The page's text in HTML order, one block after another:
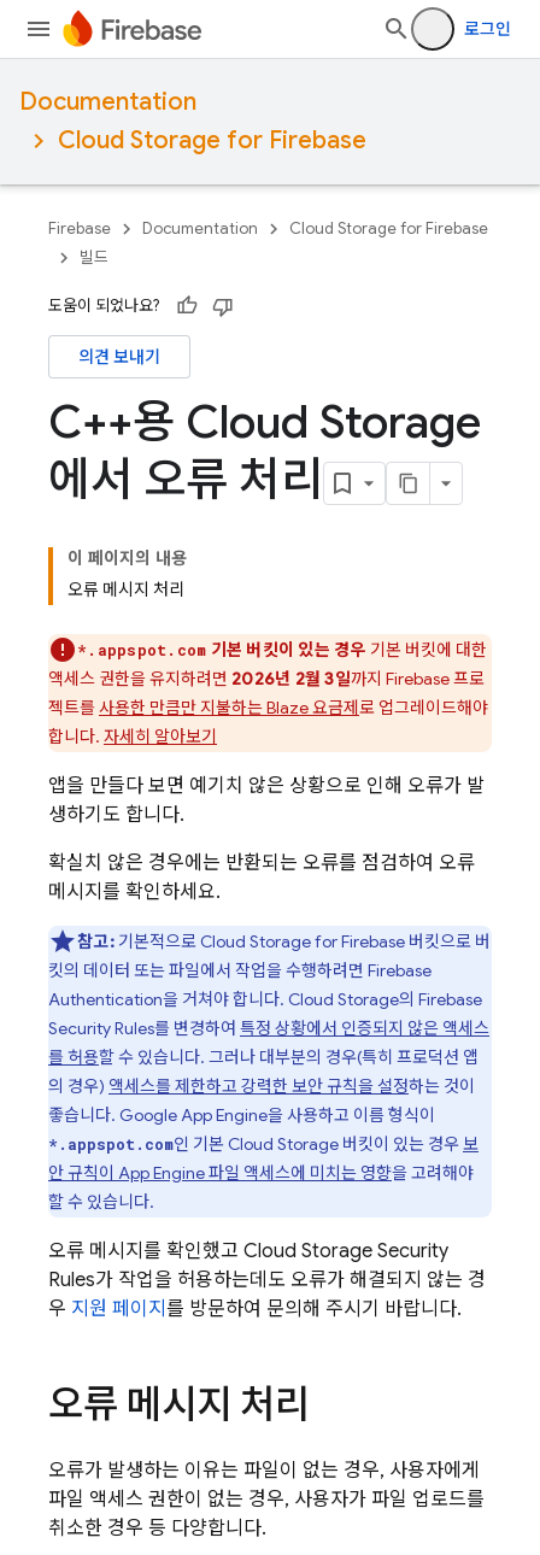
로그인
Documentation
Cloud Storage for Firebase
Firebase Documentation
Cloud Storage for Firebase
빌드
도움이 되었나요?
의견 보내기
C++용 Cloud Storage
에서 오류 처리
이 페이지의 내용
오류 메시지 처리
*.appspot.com 기본 버킷이 있는 경우 기본 버킷에 대한
액세스 권한을 유지하려면 2026년 2월 3일까지 Firebase 프로
젝트를사용한 만큼만 지불하는 Blaze 요금제로 업그레이드해야
합니다. 자세히 알아보기
앱을 만들다 보면 예기치 않은 상황으로 인해 오류가 발
생하기도 합니다.
확실치 않은 경우에는 반환되는 오류를 점검하여 오류
메시지를 확인하세요.
참고:기본적으로 Cloud Storage for Firebase버킷으로 버
킷의 데이터 또는 파일에서 작업을 수행하려면 Firebase
Authentication을 거쳐야 합니다. Cloud Storage의 Firebase
Security Rules를 변경하여 특정 상황에서 인증되지 않은 액세스
를 허용할 수 있습니다. 그러나 대부분의 경우(특히 프로덕션 앱
의 경우) 액세스를 제한하고 강력한 보안 규칙을 설정하는 것이
좋습니다. GoogleApp Engine을 사용하고 이름 형식이
*.appspot.com인 기본 Cloud Storage 버킷이 있는 경우보
안 규칙이 App Engine파일 액세스에 미치는 영향을 고려해야
할 수 있습니다.
오류 메시지를 확인했고 Cloud Storage Security
Rules가 작업을 허용하는데도 오류가 해결되지 않는 경
우 지원 페이지 를 방문하여 문의해 주시기 바랍니다.
오류 메시지 처리
오류가 발생하는 이유는 파일이 없는 경우, 사용자에게
파일 액세스 권한이 없는 경우, 사용자가 파일 업로드를
취소한 경우 등 다양합니다.